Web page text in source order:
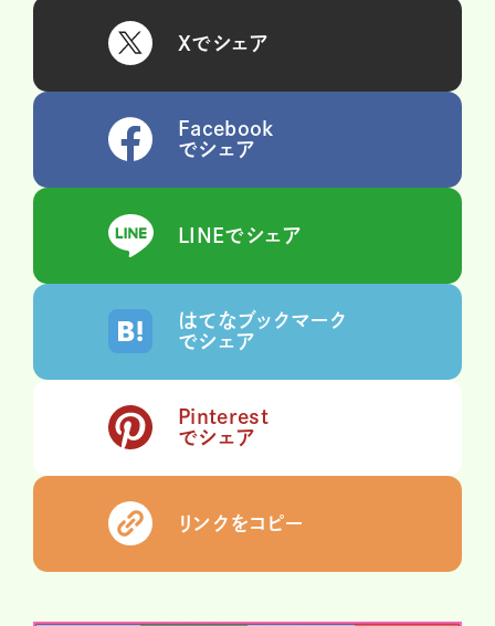
Xでシェア
Facebook
でシェア
LINEでシェア
はてなブックマーク
でシェア
Pinterest
でシェア
リンクをコピー